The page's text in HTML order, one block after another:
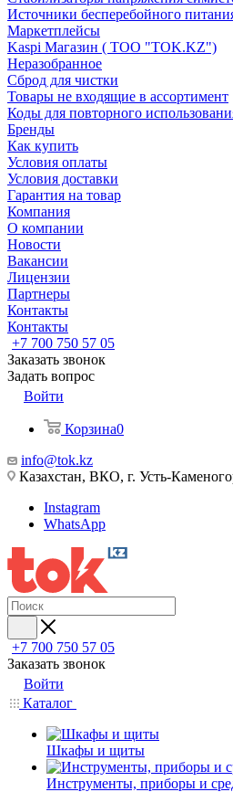
Источники бесперебойного
Маркетплейсы
Kaspi Магазин ( ТОО "TOK.KZ")
Неразобранное
Сброд для чистки
Товары не входящие в ассортимент
Коды для повторного
Бренды
Как купить
Условия оплаты
Условия доставки
Гарантия на товар
Компания
О компании
Новости
Вакансии
Лицензии
Партнеры
Контакты
Контакты
+7 700 750 57 05
Заказать звонок
Задать вопрос
Войти
Корзина0
info@tok.kz
Казахстан, ВКО, г. Усть-
Instagram
WhatsApp
+7 700 750 57 05
Заказать звонок
Войти
Каталог
Шкафы и щиты
Инструменты, приборы и